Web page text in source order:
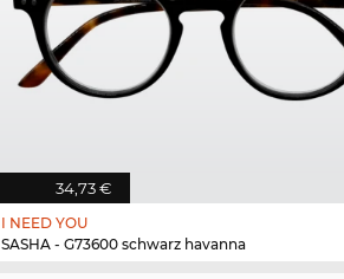
34,73 €
I NEED YOU
SASHA - G73600 schwarz havanna